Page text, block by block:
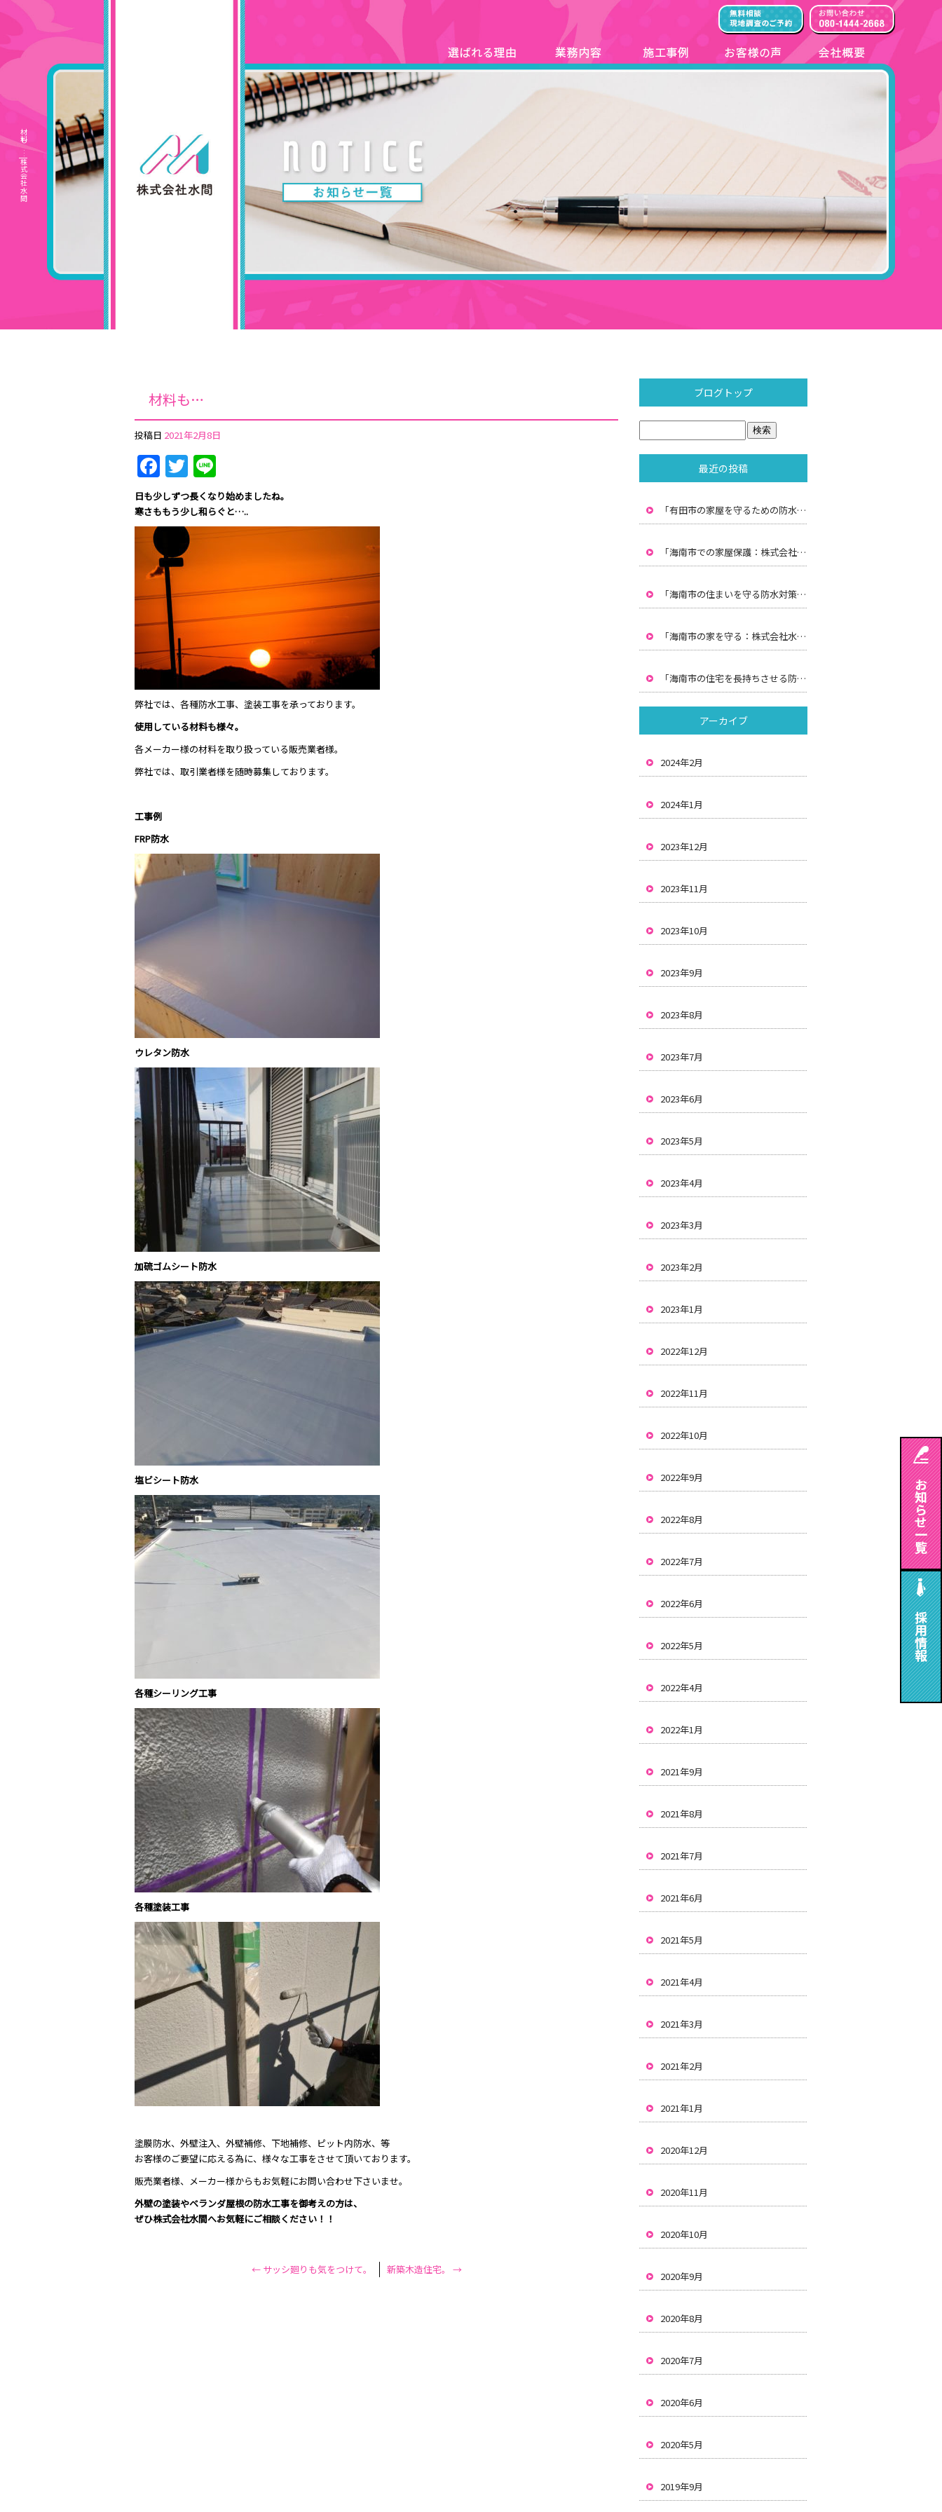
材料も…|株式会社水間
材料も…
投稿日 2021年2月8日
Facebook
Twitter
日も少しずつ長くなり始めましたね。
寒さももう少し和らぐと…..
弊社では、各種防水工事、塗装工事を承っております。
使用している材料も様々。
各メーカー様の材料を取り扱っている販売業者様。
弊社では、取引業者様を随時募集しております。
工事例
FRP防水
ウレタン防水
加硫ゴムシート防水
塩ビシート防水
各種シーリング工事
各種塗装工事
塗膜防水、外壁注入、外壁補修、下地補修、ピット内防水、等
お客様のご要望に応える為に、様々な工事をさせて頂いております。
販売業者様、メーカー様からもお気軽にお問い合わせ下さいませ。
外壁の塗装やベランダ屋根の防水工事を御考えの方は、
ぜひ株式会社水間へお気軽にご相談ください！！
← サッシ廻りも気をつけて。 新築木造住宅。 →
ブログトップ
最近の投稿
「有田市の家屋を守るための防水対策：株式会社水間の専門技術」
「海南市での家屋保護：株式会社水間による雨漏り防止と防水対策」
「海南市の住まいを守る防水対策：株式会社水間のプロフェッショナルサービス」
「海南市の家を守る：株式会社水間による防水工事と雨漏りの解決策」
「海南市の住宅を長持ちさせる防水と雨漏り対策：株式会社水間の解決策」
アーカイブ
2024年2月
2024年1月
2023年12月
2023年11月
2023年10月
2023年9月
2023年8月
2023年7月
2023年6月
2023年5月
2023年4月
2023年3月
2023年2月
2023年1月
2022年12月
2022年11月
2022年10月
2022年9月
2022年8月
2022年7月
2022年6月
2022年5月
2022年4月
2022年1月
2021年9月
2021年8月
2021年7月
2021年6月
2021年5月
2021年4月
2021年3月
2021年2月
2021年1月
2020年12月
2020年11月
2020年10月
2020年9月
2020年8月
2020年7月
2020年6月
2020年5月
2019年9月